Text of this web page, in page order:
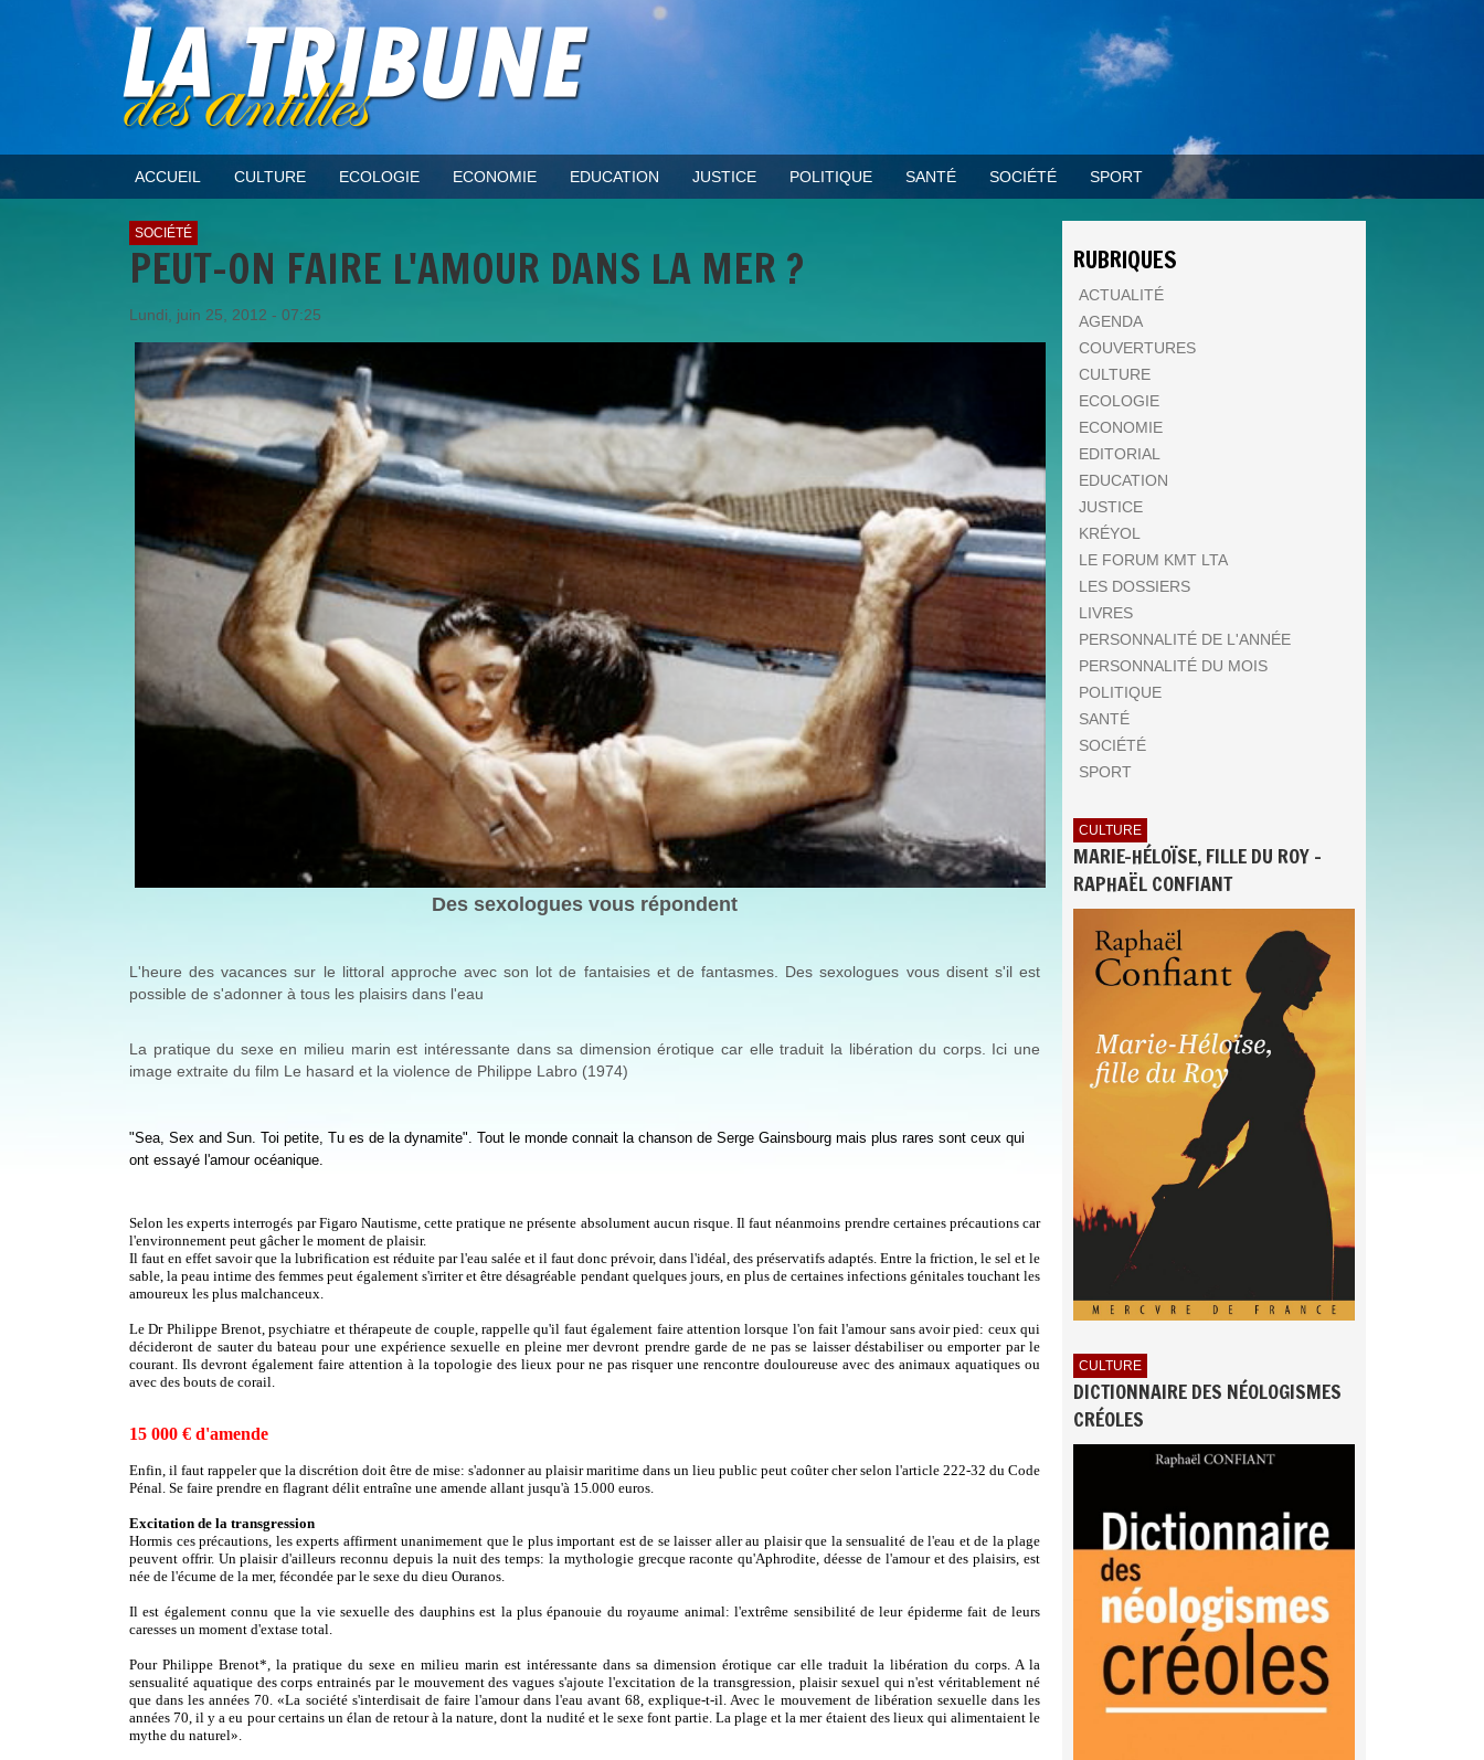
ACCUEIL CULTURE ECOLOGIE ECONOMIE EDUCATION JUSTICE POLITIQUE SANTÉ SOCIÉTÉ SPORT
SOCIÉTÉ
PEUT-ON FAIRE L'AMOUR DANS LA MER ?
Lundi, juin 25, 2012 - 07:25
Des sexologues vous répondent
L'heure des vacances sur le littoral approche avec son lot de fantaisies et de fantasmes. Des sexologues vous disent s'il est
possible de s'adonner à tous les plaisirs dans l'eau
La pratique du sexe en milieu marin est intéressante dans sa dimension érotique car elle traduit la libération du corps. Ici une
image extraite du film Le hasard et la violence de Philippe Labro (1974)
"Sea, Sex and Sun. Toi petite, Tu es de la dynamite". Tout le monde connait la chanson de Serge Gainsbourg mais plus rares sont ceux qui
ont essayé l'amour océanique.
Selon les experts interrogés par Figaro Nautisme, cette pratique ne présente absolument aucun risque. Il faut néanmoins prendre certaines précautions car
l'environnement peut gâcher le moment de plaisir.
Il faut en effet savoir que la lubrification est réduite par l'eau salée et il faut donc prévoir, dans l'idéal, des préservatifs adaptés. Entre la friction, le sel et le
sable, la peau intime des femmes peut également s'irriter et être désagréable pendant quelques jours, en plus de certaines infections génitales touchant les
amoureux les plus malchanceux.
Le Dr Philippe Brenot, psychiatre et thérapeute de couple, rappelle qu'il faut également faire attention lorsque l'on fait l'amour sans avoir pied: ceux qui
décideront de sauter du bateau pour une expérience sexuelle en pleine mer devront prendre garde de ne pas se laisser déstabiliser ou emporter par le
courant. Ils devront également faire attention à la topologie des lieux pour ne pas risquer une rencontre douloureuse avec des animaux aquatiques ou
avec des bouts de corail.
15 000 € d'amende
Enfin, il faut rappeler que la discrétion doit être de mise: s'adonner au plaisir maritime dans un lieu public peut coûter cher selon l'article 222-32 du Code
Pénal. Se faire prendre en flagrant délit entraîne une amende allant jusqu'à 15.000 euros.
Excitation de la transgression
Hormis ces précautions, les experts affirment unanimement que le plus important est de se laisser aller au plaisir que la sensualité de l'eau et de la plage
peuvent offrir. Un plaisir d'ailleurs reconnu depuis la nuit des temps: la mythologie grecque raconte qu'Aphrodite, déesse de l'amour et des plaisirs, est
née de l'écume de la mer, fécondée par le sexe du dieu Ouranos.
Il est également connu que la vie sexuelle des dauphins est la plus épanouie du royaume animal: l'extrême sensibilité de leur épiderme fait de leurs
caresses un moment d'extase total.
Pour Philippe Brenot*, la pratique du sexe en milieu marin est intéressante dans sa dimension érotique car elle traduit la libération du corps. A la
sensualité aquatique des corps entrainés par le mouvement des vagues s'ajoute l'excitation de la transgression, plaisir sexuel qui n'est véritablement né
que dans les années 70. «La société s'interdisait de faire l'amour dans l'eau avant 68, explique-t-il. Avec le mouvement de libération sexuelle dans les
années 70, il y a eu pour certains un élan de retour à la nature, dont la nudité et le sexe font partie. La plage et la mer étaient des lieux qui alimentaient le
mythe du naturel».
RUBRIQUES
ACTUALITÉ
AGENDA
COUVERTURES
CULTURE
ECOLOGIE
ECONOMIE
EDITORIAL
EDUCATION
JUSTICE
KRÉYOL
LE FORUM KMT LTA
LES DOSSIERS
LIVRES
PERSONNALITÉ DE L'ANNÉE
PERSONNALITÉ DU MOIS
POLITIQUE
SANTÉ
SOCIÉTÉ
SPORT
CULTURE
MARIE-HÉLOÏSE, FILLE DU ROY -
RAPHAËL CONFIANT
CULTURE
DICTIONNAIRE DES NÉOLOGISMES
CRÉOLES